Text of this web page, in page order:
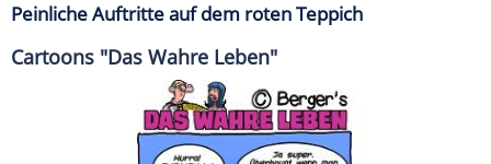
Peinliche Auftritte auf dem roten Teppich
Cartoons "Das Wahre Leben"